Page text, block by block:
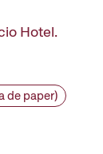
Hotel.
de paper)